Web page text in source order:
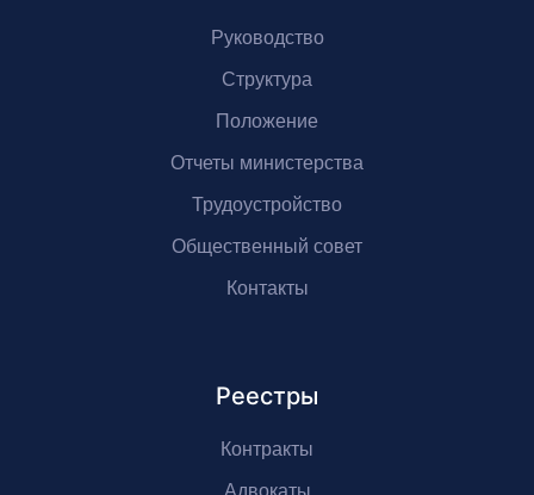
Руководство
Структура
Положение
Отчеты министерства
Трудоустройство
Общественный совет
Контакты
Реестры
Контракты
Адвокаты